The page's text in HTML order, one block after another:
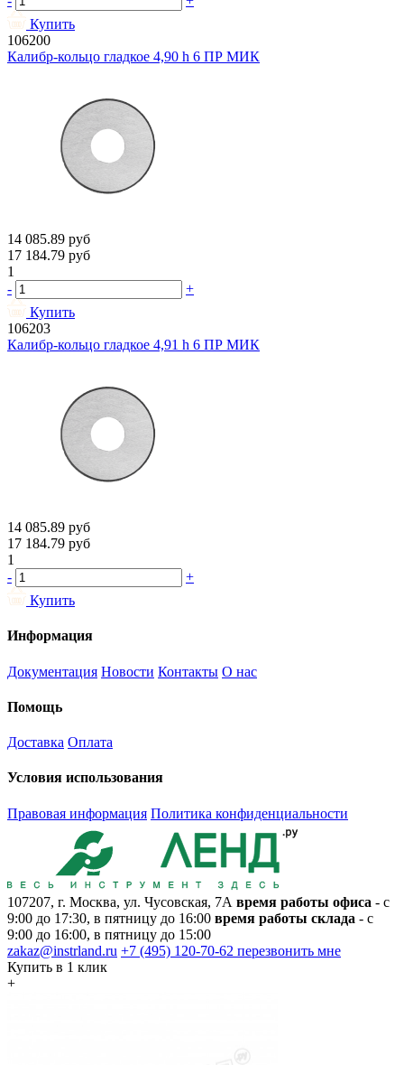
Купить
106200
Калибр-кольцо гладкое 4,90 h 6 ПР МИК
14 085.89 руб
17 184.79 руб
1
-
+
Купить
106203
Калибр-кольцо гладкое 4,91 h 6 ПР МИК
14 085.89 руб
17 184.79 руб
1
-
+
Купить
Информация
Документация Новости Контакты О нас
Помощь
Доставка Оплата
Условия использования
Правовая информация Политика конфиденциальности
107207, г. Москва, ул. Чусовская, 7А время работы офиса - с
9:00 до 17:30, в пятницу до 16:00 время работы склада - с
9:00 до 16:00, в пятницу до 15:00
zakaz@instrland.ru +7 (495) 120-70-62 перезвонить мне
Купить в 1 клик
+